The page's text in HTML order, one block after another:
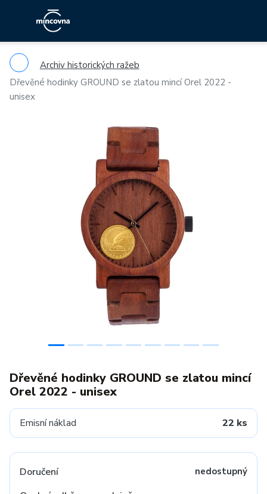
Archiv historických ražeb
Dřevěné hodinky GROUND se zlatou mincí Orel 2022 -
unisex
Dřevěné hodinky GROUND se zlatou mincí
Orel 2022 - unisex
Emisní náklad 22 ks
Doručení nedostupný